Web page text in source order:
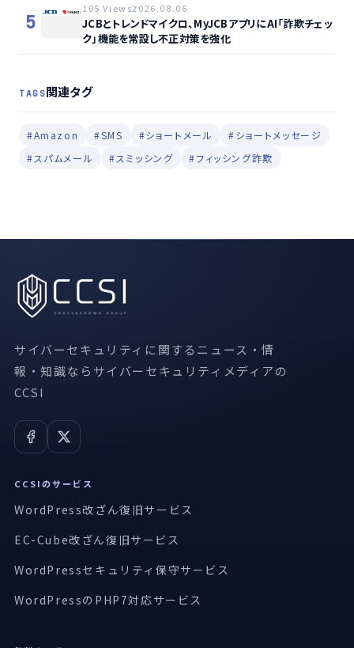
5
105 Views2026.08.06
JCBとトレンドマイクロ、MyJCBアプリにAI「詐欺チェッ
ク」機能を常設し不正対策を強化
TAGS関連タグ
#Amazon #SMS #ショートメール
#ショートメッセージ
#スパムメール
#スミッシング #フィッシング詐欺
サイバーセキュリティに関するニュース・情
報・知識ならサイバーセキュリティメディアの
CCSI
CCSIのサービス
WordPress改ざん復旧サービス
EC-Cube改ざん復旧サービス
WordPressセキュリティ保守サービス
WordPressのPHP7対応サービス